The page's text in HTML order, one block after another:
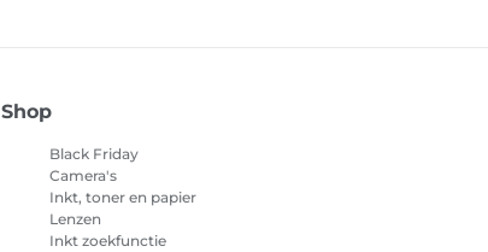
Shop
Black Friday
Camera's
Inkt, toner en papier
Lenzen
Inkt zoekfunctie